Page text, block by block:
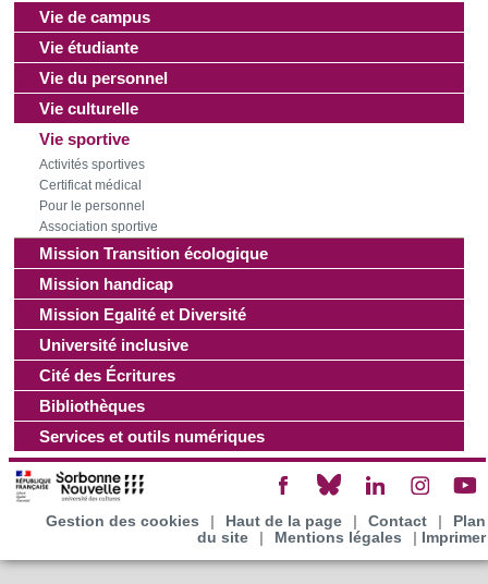
Vie de campus
Vie étudiante
Vie du personnel
Vie culturelle
Vie sportive
Activités sportives
Certificat médical
Pour le personnel
Association sportive
Mission Transition écologique
Mission handicap
Mission Egalité et Diversité
Université inclusive
Cité des Écritures
Bibliothèques
Services et outils numériques
Gestion des cookies Haut de la page Contact
Plan
du site
Mentions légales Imprimer